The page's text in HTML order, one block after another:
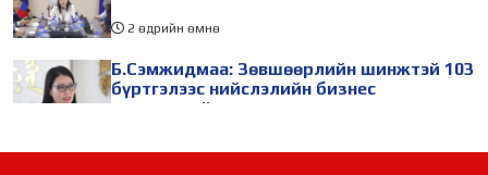
2 өдрийн өмнө
Б.Сэмжидмаа: Зөвшөөрлийн шинжтэй 103
бүртгэлээс нийслэлийн бизнес
эрхлэгчдийг чөлөөллөө